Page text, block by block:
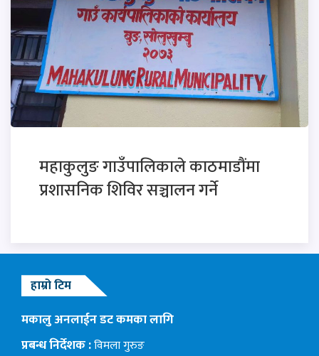
महाकुलुङ गाउँपालिकाले काठमाडौंमा
प्रशासनिक शिविर सञ्चालन गर्ने
हाम्रो टिम
मकालु अनलाईन डट कमका लागि
प्रबन्ध निर्देशक :विमला गुरुङ